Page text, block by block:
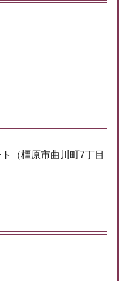
（橿原市曲川町7丁目